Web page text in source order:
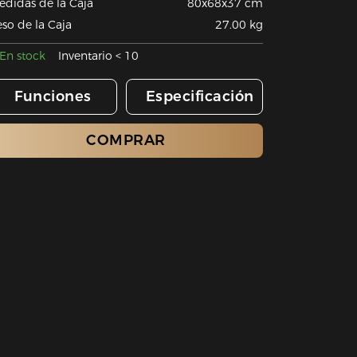
de la Caja
80x68x37 cm
de la Caja
27.00 kg
En stock Inventario < 10
Funciones Especificación
COMPRAR